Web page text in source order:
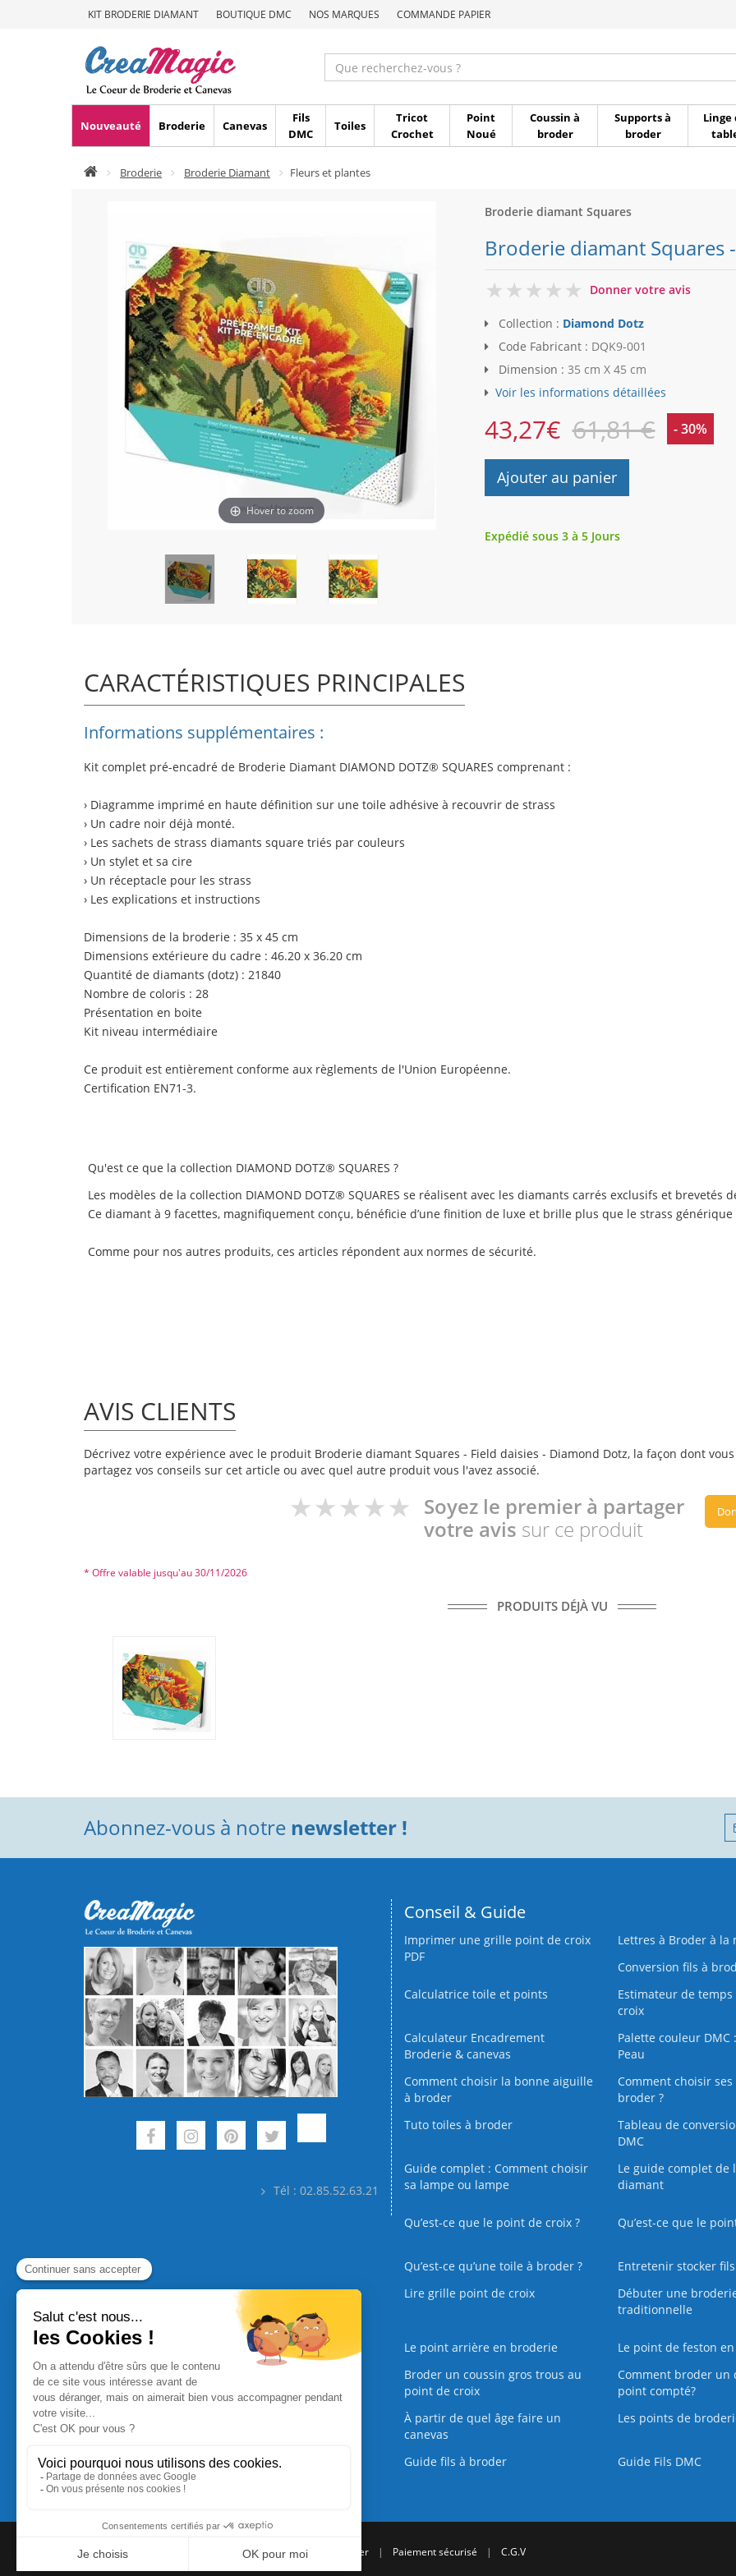
KIT BRODERIE DIAMANT BOUTIQUE DMC NOS MARQUES COMMANDE PAPIER
Nouveauté Broderie Canevas
Fils
DMC
Toiles
Tricot
Crochet
Point
Noué
Coussin à
broder
Supports à
broder
Linge
Broderie Broderie Diamant Fleurs et plantes
Hover to zoom
Broderie diamant Squares
Broderie diamant Squares
0
Donner votre avis
Collection : Diamond Dotz
Code Fabricant : DQK9-001
Dimension : 35 cm X 45 cm
Voir les informations détaillées
43,27€ 61,81 € - 30%
Ajouter au panier
Expédié sous 3 à 5 Jours
CARACTÉRISTIQUES PRINCIPALES
Informations supplémentaires :
Kit complet pré-encadré de Broderie Diamant DIAMOND DOTZ® SQUARES comprenant :
› Diagramme imprimé en haute définition sur une toile adhésive à recouvrir de strass
› Un cadre noir déjà monté.
› Les sachets de strass diamants square triés par couleurs
› Un stylet et sa cire
› Un réceptacle pour les strass
› Les explications et instructions
Dimensions de la broderie : 35 x 45 cm
Dimensions extérieure du cadre : 46.20 x 36.20 cm
Quantité de diamants (dotz) : 21840
Nombre de coloris : 28
Présentation en boite
Kit niveau intermédiaire
Ce produit est entièrement conforme aux règlements de l'Union Européenne.
Certification EN71-3.
Qu'est ce que la collection DIAMOND DOTZ® SQUARES ?
Les modèles de la collection DIAMOND DOTZ® SQUARES se réalisent avec les diamants carrés exclusifs et brevetés
Ce diamant à 9 facettes, magnifiquement conçu, bénéficie d’une finition de luxe et brille plus que le strass
Comme pour nos autres produits, ces articles répondent aux normes de sécurité.
AVIS CLIENTS
Décrivez votre expérience avec le produit Broderie diamant Squares - Field daisies - Diamond Dotz, la façon dont
partagez vos conseils sur cet article ou avec quel autre produit vous l'avez associé.
Soyez le premier à partager
votre avis sur ce produit
* Offre valable jusqu'au 30/11/2026
PRODUITS DÉJÀ VU
Abonnez-vous à notre newsletter !
Tél : 02.85.52.63.21
Conseil & Guide
Imprimer une grille point de croix
PDF
Lettres à Broder à la
Conversion fils à
Calculatrice toile et points
Estimateur de temps
croix
Calculateur Encadrement
Broderie & canevas
Palette couleur DMC
Peau
Comment choisir la bonne aiguille
à broder
Comment choisir ses
broder ?
Tuto toiles à broder
Tableau de
DMC
Guide complet : Comment choisir
sa lampe ou lampe
Le guide complet de
diamant
Qu’est-ce que le point de croix ?
Qu’est-ce que le
Qu’est‑ce qu’une toile à broder ?
Entretenir stocker
Lire grille point de croix
Débuter une
traditionnelle
Le point arrière en broderie
Le point de feston
Broder un coussin gros trous au
point de croix
Comment broder un
point compté?
À partir de quel âge faire un
canevas
Les points de
Guide fils à broder
Guide Fils DMC
Commande Papier Qui sommes nous | Nous contacter | Paiement sécurisé | C.G.V